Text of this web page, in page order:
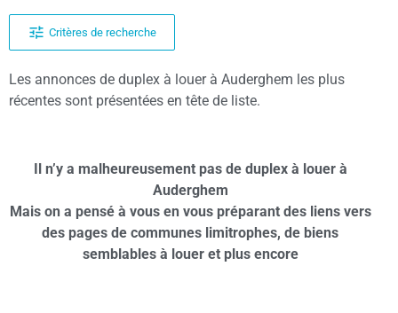
Critères de recherche
Les annonces de duplex à louer à Auderghem les plus
récentes sont présentées en tête de liste.
Il n’y a malheureusement pas de duplex à louer à
Auderghem
Mais on a pensé à vous en vous préparant des liens vers
des pages de communes limitrophes, de biens
semblables à louer et plus encore